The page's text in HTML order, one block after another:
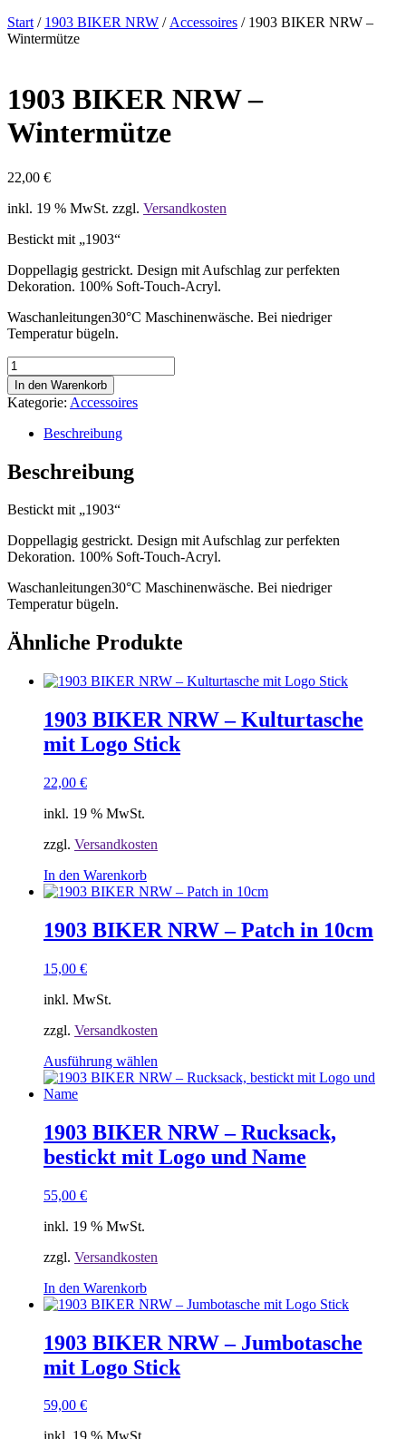
Start / 1903 BIKER NRW / Accessoires / 1903 BIKER NRW –
Wintermütze
1903 BIKER NRW –
Wintermütze
22,00 €
inkl. 19 % MwSt. zzgl. Versandkosten
Bestickt mit „1903“
Doppellagig gestrickt. Design mit Aufschlag zur perfekten
Dekoration. 100% Soft-Touch-Acryl.
Waschanleitungen30°C Maschinenwäsche. Bei niedriger
Temperatur bügeln.
1903
BIKER
NRW
-
Wintermütze
Menge
In den Warenkorb
Kategorie: Accessoires
Beschreibung
Beschreibung
Bestickt mit „1903“
Doppellagig gestrickt. Design mit Aufschlag zur perfekten
Dekoration. 100% Soft-Touch-Acryl.
Waschanleitungen30°C Maschinenwäsche. Bei niedriger
Temperatur bügeln.
Ähnliche Produkte
1903 BIKER NRW – Kulturtasche
mit Logo Stick
22,00 €
inkl. 19 % MwSt.
zzgl. Versandkosten
In den Warenkorb
1903 BIKER NRW – Patch in 10cm
15,00 €
inkl. MwSt.
zzgl. Versandkosten
Ausführung wählen
Produkt
Varianten
auf.
Die
1903 BIKER NRW – Rucksack,
bestickt mit Logo und Name
55,00 €
inkl. 19 % MwSt.
zzgl. Versandkosten
In den Warenkorb
1903 BIKER NRW – Jumbotasche
mit Logo Stick
59,00 €